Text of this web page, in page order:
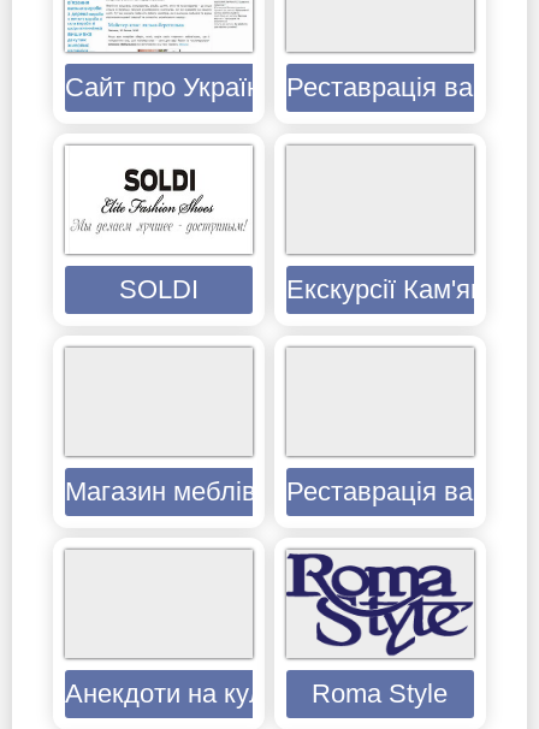
Сайт про Україну Реставрація ванн в
SOLDI Екскурсії Кам'янця-
Магазин меблів з дерева Нова
Реставрація ванн в
Анекдоти на кулінарну тематику
Roma Style